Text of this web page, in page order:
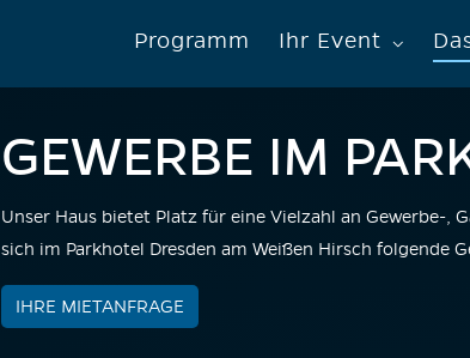
Programm Ihr Event
GEWERBE IM
Unser Haus bietet Platz für eine Vielzahl an Gewerbe-,
sich im Parkhotel Dresden am Weißen Hirsch folgende
IHRE MIETANFRAGE